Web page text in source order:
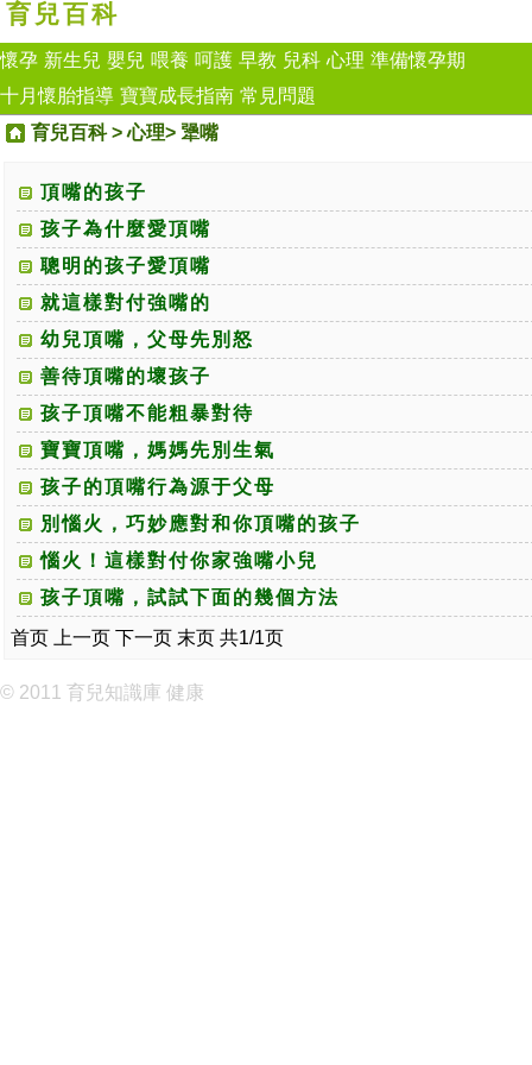
育兒百科
懷孕 新生兒 嬰兒 喂養 呵護 早教 兒科 心理 準備懷孕期
十月懷胎指導 寶寶成長指南 常見問題
育兒百科>心理> 犟嘴
頂嘴的孩子
孩子為什麼愛頂嘴
聰明的孩子愛頂嘴
就這樣對付強嘴的
幼兒頂嘴，父母先別怒
善待頂嘴的壞孩子
孩子頂嘴不能粗暴對待
寶寶頂嘴，媽媽先別生氣
孩子的頂嘴行為源于父母
別惱火，巧妙應對和你頂嘴的孩子
惱火！這樣對付你家強嘴小兒
孩子頂嘴，試試下面的幾個方法
首页
上一页 下一页 末页 共1/1页
© 2011 育兒知識庫 健康